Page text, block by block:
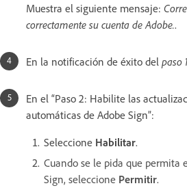
Muestra el siguiente mensaje:
correctamente su cuenta de Adobe..
En la notificación de éxito del paso 1
En el “Paso 2: Habilite las
automáticas de Adobe Sign”:
Seleccione Habilitar.
Cuando se le pida que permita
Sign, seleccione Permitir.